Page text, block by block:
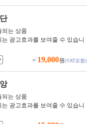
되는 상품
광고효과를 보여줄 수 있습니
= 19,000원(VAT포함)
되는 상품
광고효과를 보여줄 수 있습니